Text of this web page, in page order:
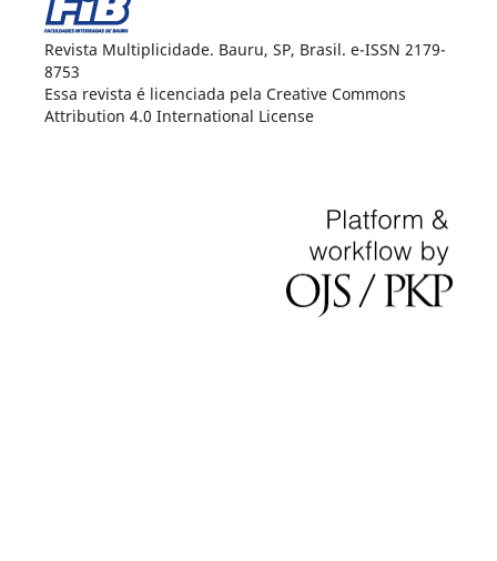
Revista Multiplicidade. Bauru, SP, Brasil. e-ISSN 2179-
8753
Essa revista é licenciada pela Creative Commons
Attribution 4.0 International License